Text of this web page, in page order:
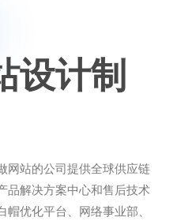
设计制
网站的公司提供全球供应链
品解决方案中心和售后技术
优化平台、网络事业部、